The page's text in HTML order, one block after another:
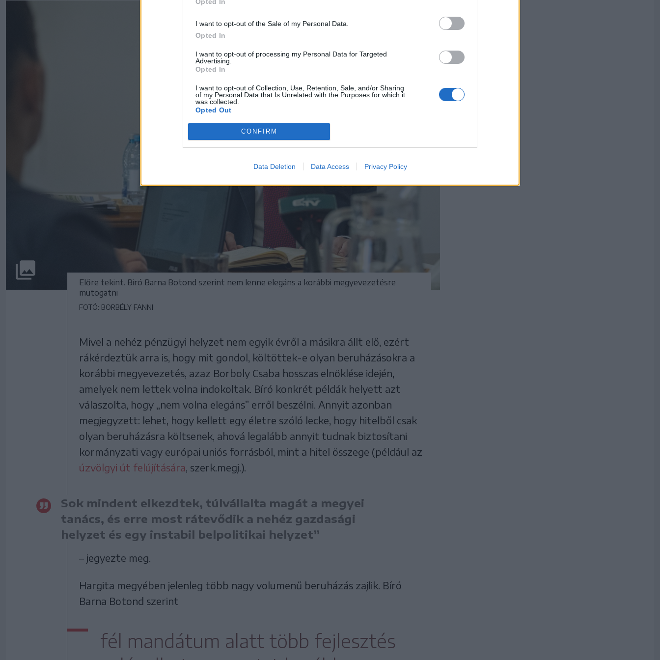
I want to opt-out of the Sale of my Personal Data.
Opted In
I want to opt-out of processing my Personal Data for Targeted
Advertising.
Opted In
I want to opt-out of Collection, Use, Retention, Sale, and/or Sharing
of my Personal Data that Is Unrelated with the Purposes for which it
was collected.
Opted Out
CONFIRM
Data Deletion Data Access Privacy Policy
Előre tekint. Biró Barna Botond szerint nem lenne elegáns a korábbi megyevezetésre
mutogatni
FOTÓ: BORBÉLY FANNI
Mivel a nehéz pénzügyi helyzet nem egyik évről a másikra állt elő, ezért
rákérdeztük arra is, hogy mit gondol, költöttek-e olyan beruházásokra a
korábbi megyevezetés, azaz Borboly Csaba hosszas elnöklése idején,
amelyek nem lettek volna indokoltak. Bíró konkrét példák helyett azt
válaszolta, hogy „nem volna elegáns” erről beszélni. Annyit azonban
megjegyzett: lehet, hogy kellett egy életre szóló lecke, hogy hitelből csak
olyan beruházásra költsenek, ahová legalább annyit tudnak biztosítani
kormányzati vagy európai uniós forrásból, mint a hitel összege (például az
úzvölgyi út felújítására, szerk.megj.).
Sok mindent elkezdtek, túlvállalta magát a megyei
tanács, és erre most rátevődik a nehéz gazdasági
helyzet és egy instabil belpolitikai helyzet”
– jegyezte meg.
Hargita megyében jelenleg több nagy volumenű beruházás zajlik. Bíró
Barna Botond szerint
fél mandátum alatt több fejlesztés